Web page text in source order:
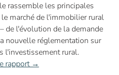
rassemble les principales
marché de l'immobilier rural
de l'évolution de la demande
nouvelle réglementation sur
l'investissement rural.
rapport →